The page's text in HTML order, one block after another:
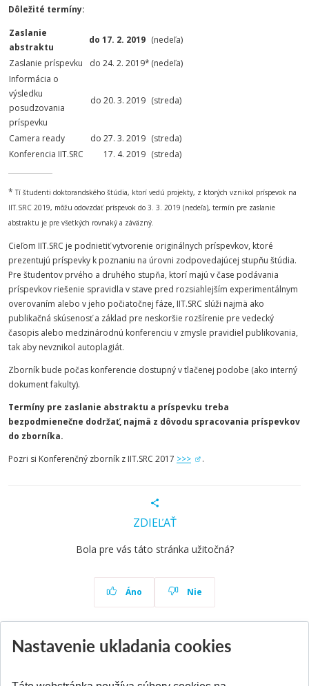
Dôležité termíny:
Zaslanie
abstraktu
do 17. 2. 2019 (nedeľa)
Zaslanie príspevku
do 24. 2. 2019* (nedeľa)
Informácia o
výsledku
posudzovania
príspevku
do 20. 3. 2019 (streda)
Camera ready do 27. 3. 2019 (streda)
Konferencia IIT.SRC
17. 4. 2019 (streda)
*Tí študenti doktorandského štúdia, ktorí vedú projekty, z ktorých vznikol príspevok na
IIT.SRC 2019, môžu odovzdať príspevok do 3. 3. 2019 (nedeľa), termín pre zaslanie
abstraktu je pre všetkých rovnaký a záväzný.
Cieľom IIT.SRC je podnietiť vytvorenie originálnych príspevkov, ktoré
prezentujú príspevky k poznaniu na úrovni zodpovedajúcej stupňu štúdia.
Pre študentov prvého a druhého stupňa, ktorí majú v čase podávania
príspevkov riešenie spravidla v stave pred rozsiahlejším experimentálnym
overovaním alebo v jeho počiatočnej fáze, IIT.SRC slúži najmä ako
publikačná skúsenosť a základ pre neskoršie rozšírenie pre vedecký
časopis alebo medzinárodnú konferenciu v zmysle pravidiel publikovania,
tak aby nevznikol autoplagiát.
Zborník bude počas konferencie dostupný v tlačenej podobe (ako interný
dokument fakulty).
Termíny pre zaslanie abstraktu a príspevku treba
bezpodmienečne dodržať, najmä z dôvodu spracovania príspevkov
do zborníka.
Pozri si Konferenčný zborník z IIT.SRC 2017 >>> .
ZDIEĽAŤ
Bola pre vás táto stránka užitočná?
Áno Nie
Nastavenie ukladania cookies